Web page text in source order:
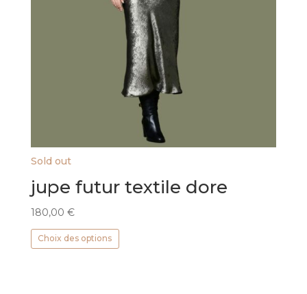
Sold out
jupe futur textile dore
180,00 €
Choix des options
Ce